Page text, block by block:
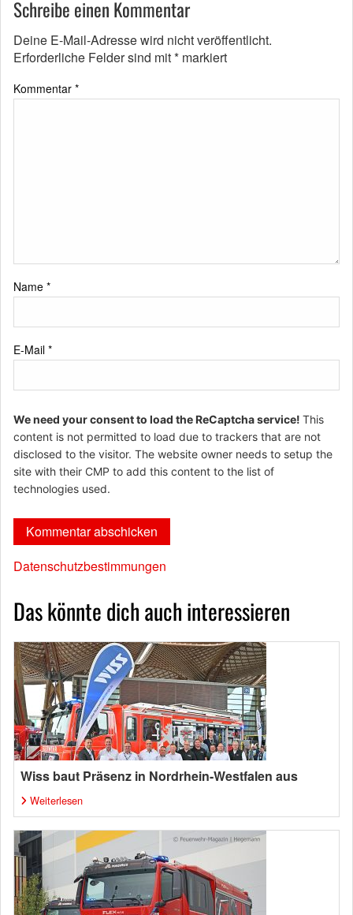
Schreibe einen Kommentar
Deine E-Mail-Adresse wird nicht veröffentlicht.
Erforderliche Felder sind mit* markiert
Kommentar *
Name *
E-Mail *
We need your consent to load the ReCaptcha service! This
content is not permitted to load due to trackers that are not
disclosed to the visitor. The website owner needs to setup the
site with their CMP to add this content to the list of
technologies used.
Datenschutzbestimmungen
Das könnte dich auch interessieren
Wiss baut Präsenz in Nordrhein-Westfalen aus
Weiterlesen